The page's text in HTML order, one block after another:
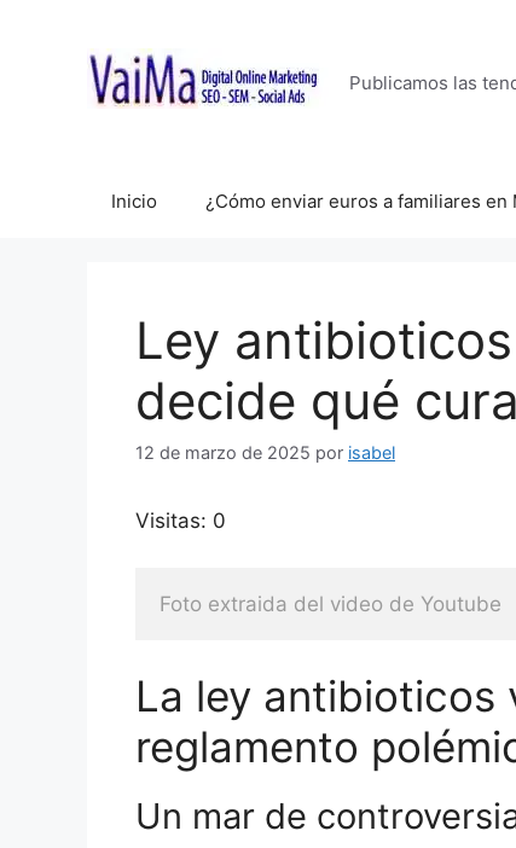
contenido
Publicamos las
Inicio ¿Cómo enviar euros a familiares
Ley
decide qué
12 de marzo de 2025 por isabel
Visitas: 0
Foto extraida del video de Youtube
La ley antibioticos
reglamento
Un mar de